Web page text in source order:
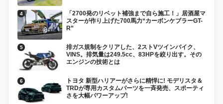
「2700発のリベット補強まで自ら施工！」居酒屋マ
スターが作り上げた700馬力“カーボンケブラーGT-
R”
排ガス規制をクリアした、2ストVツインバイク、
VINS。排気量は249.5cc、83HPを絞り出す。その
エンジンの技術とは
トヨタ 新型ハリアーがさらに精悍に! モデリスタ＆
TRDが専用カスタムパーツを一斉発売、スポーティ
さを大幅パワーアップ!